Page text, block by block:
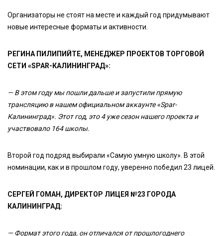
Организаторы не стоят на месте и каждый год придумывают
новые интересные форматы и активности.
РЕГИНА ПИЛИПИЙТЕ, МЕНЕДЖЕР ПРОЕКТОВ ТОРГОВОЙ
СЕТИ «SPAR-КАЛИНИНГРАД»:
— В этом году мы пошли дальше и запустили прямую
трансляцию в нашем официальном аккаунте «Spar-
Калининград». Этот год, это 4 уже сезон нашего проекта и
участвовало 164 школы.
Второй год подряд выбирали «Самую умную школу». В этой
номинации, как и в прошлом году, уверенно победил 23 лицей.
СЕРГЕЙ ГОМАН, ДИРЕКТОР ЛИЦЕЯ №23 ГОРОДА
КАЛИНИНГРАД:
— Формат этого года, он отличался от прошлогоднего